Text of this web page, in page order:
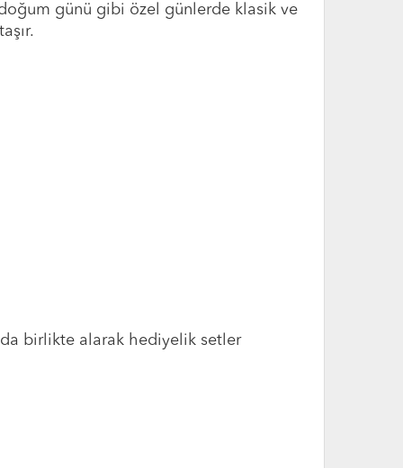
günü gibi özel günlerde klasik ve
da birlikte alarak hediyelik setler